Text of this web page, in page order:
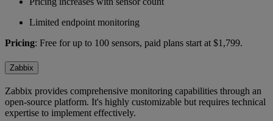
Limited endpoint monitoring
Pricing: Free for up to 100 sensors, paid plans start at $1,799.
Zabbix
Zabbix provides comprehensive monitoring capabilities through an
open-source platform. It's highly customizable but requires technical
expertise to implement effectively.